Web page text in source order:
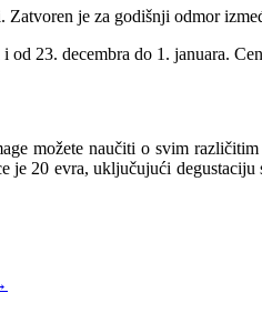
je za godišnji odmor
23. decembra do 1. januara.
možete naučiti o svim
je 20 evra, uključujući